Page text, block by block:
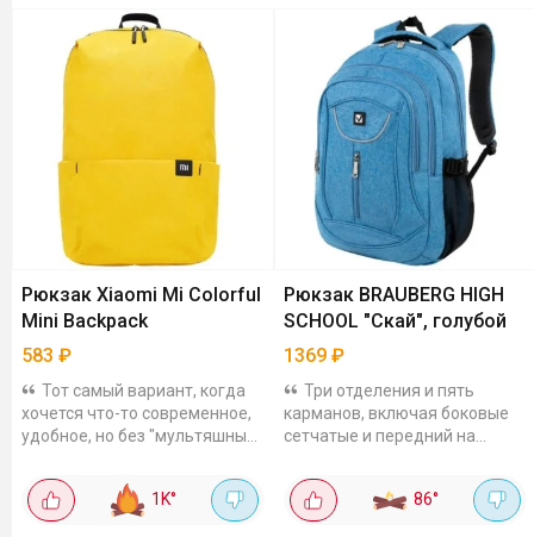
Рюкзак Xiaomi Mi Colorful
Mini Backpack
583 ₽
Тот самый вариант, когда
хочется что-то современное,
удобное, но без "мультяшных"
кружки, и в поход по городу. 🎒
Минималистичный,...
1K°
Рюкзак BRAUBERG HIGH
SCHOOL "Скай", голубой
1369 ₽
Три отделения и пять
карманов, включая боковые
сетчатые и передний на
дополнено карманом-
разделителем и подвесным
кармашком на молнии....
86°